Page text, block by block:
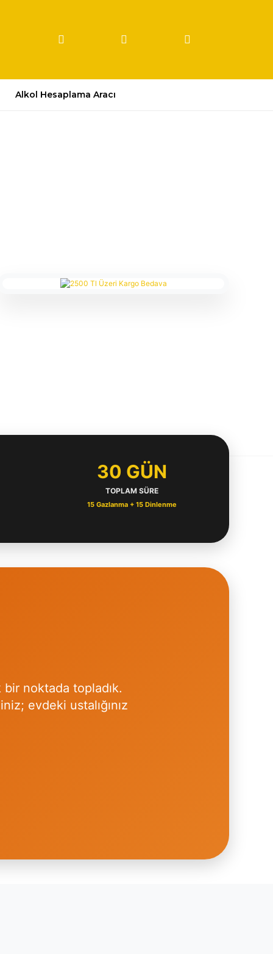
Alkol Hesaplama Aracı
30 GÜN
TOPLAM SÜRE
15 Gazlanma + 15 Dinlenme
noktada topladık.
evdeki ustalığınız